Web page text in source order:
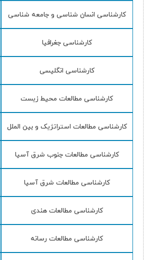
کارشناسی انسان شناسی و جامعه شناسی
کارشناسی جغرافیا
کارشناسی انگلیسی
کارشناسی مطالعات محیط زیست
کارشناسی مطالعات استراتژیک و بین الملل
کارشناسی مطالعات جنوب شرق آسیا
کارشناسی مطالعات شرق آسیا
کارشناسی مطالعات هندی
کارشناسی مطالعات رسانه